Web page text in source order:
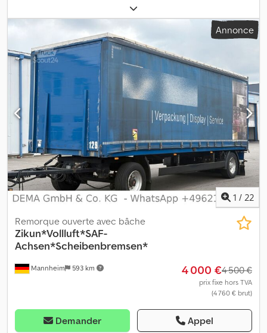
, hauteur totale:4 000 mm
dimension des pneus:385/55 R22.5, couleur:autre, Année de
2005, Configuration des essieux Dimension des
pneus : 385/55 R22.5 Marque des essieux : ROR Freins : Freins à
disque Suspension : Suspension pneumatique Essieu 1 : Profil de
pneu gauche : 50 % ; profil de pneu droit : 50 % Essieu 2 : Profil de
pneu gauche : 50 % ; profil de pneu droit : 50 % Poids Poids à vide
: 5 280 kg Dcsdszrazvepfx Ai Iok Charge utile : 12 720 kg Poids total
autorisé en charge : 18 000 kg État Dommages : aucun
Annonce
1 / 22
Mannheim 593 km
Remorque ouverte avec bâche
Zikun*Vollluft*SAF-
Achsen*Scheibenbremsen*
4 000 €4 500 €
prix fixe hors TVA
(4 760 € brut)
Demander Appel